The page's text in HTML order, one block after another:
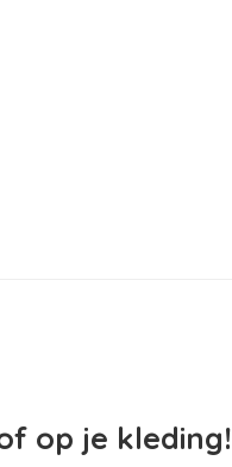
op je kleding!